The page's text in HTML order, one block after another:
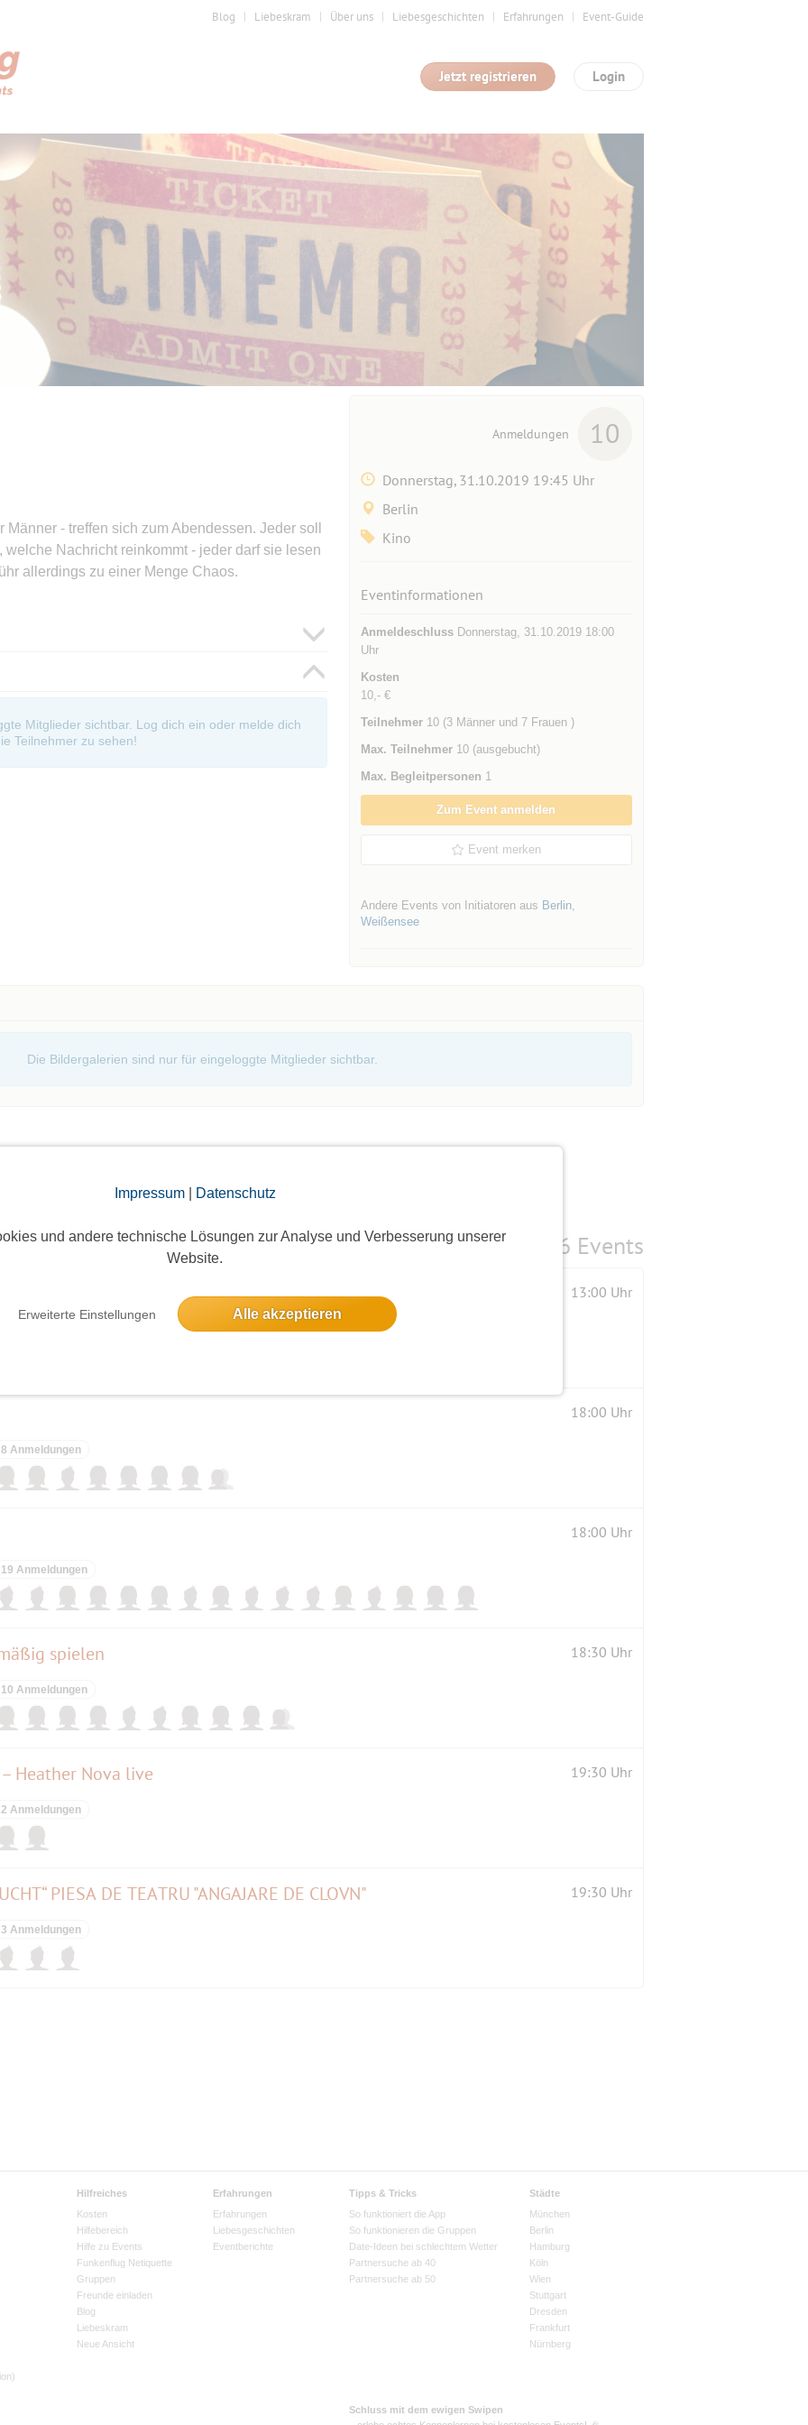
Impressum| Datenschutz
und andere technische Lösungen zur Analyse und Verbesserung unserer
Website.
Erweiterte Einstellungen Alle akzeptieren
Blog Liebeskram Über uns Liebesgeschichten Erfahrungen Event-Guide
Login
Jetzt registrieren
- treffen sich zum Abendessen. Jeder soll
Nachricht reinkommt - jeder darf sie lesen
allerdings zu einer Menge Chaos.
Mitglieder sichtbar. Log dich ein oder melde dich
Teilnehmer zu sehen!
Anmeldungen 10
Donnerstag, 31.10.2019 19:45 Uhr
Berlin
Kino
Eventinformationen
AnmeldeschlussDonnerstag, 31.10.2019 18:00
Uhr
Kosten
10,- €
Teilnehmer10 (3 Männer und 7 Frauen )
Max. Teilnehmer10 (ausgebucht)
Max. Begleitpersonen 1
Zum Event anmelden
Event merken
Andere Events von Initiatoren aus Berlin,
Weißensee
Die Bildergalerien sind nur für eingeloggte Mitglieder sichtbar.
Tag 6 Events
13:00 Uhr
18:00 Uhr
8 Anmeldungen
18:00 Uhr
19 Anmeldungen
spielen 18:30 Uhr
10 Anmeldungen
Heather Nova live 19:30 Uhr
2 Anmeldungen
PIESA DE TEATRU "ANGAJARE DE CLOVN" 19:30 Uhr
3 Anmeldungen
Hilfreiches
Kosten
Hilfebereich
Hilfe zu Events
Funkenflug Netiquette
Gruppen
Freunde einladen
Blog
Liebeskram
Neue Ansicht
Erfahrungen
Erfahrungen
Liebesgeschichten
Eventberichte
Tipps & Tricks
So funktioniert die App
So funktionieren die Gruppen
Date-Ideen bei schlechtem Wetter
Partnersuche ab 40
Partnersuche ab 50
Städte
München
Berlin
Hamburg
Köln
Wien
Stuttgart
Dresden
Frankfurt
Nürnberg
Schluss mit dem ewigen Swipen